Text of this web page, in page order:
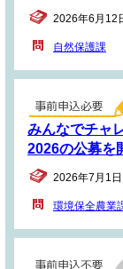
2026年6月12
自然保護課
みんなでチャ
2026の公募を
2026年7月1日
環境保全農業